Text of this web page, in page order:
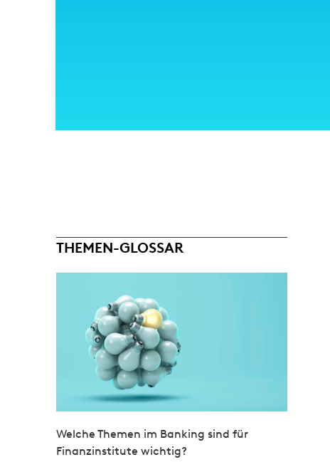
THEMEN-GLOSSAR
Welche Themen im Banking sind für
Finanzinstitute wichtig?